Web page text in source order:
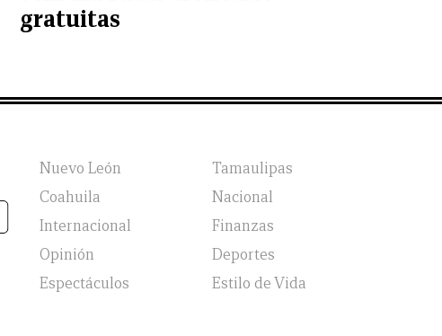
gratuitas
Nuevo León
Tamaulipas
Coahuila
Nacional
Internacional
Finanzas
Opinión
Deportes
Espectáculos
Estilo de Vida